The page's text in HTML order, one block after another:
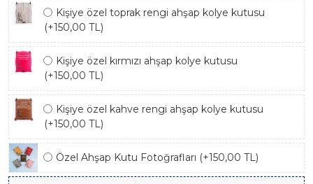
Kişiye özel toprak rengi ahşap kolye kutusu
(+150,00 TL)
Kişiye özel kırmızı ahşap kolye kutusu
(+150,00 TL)
Kişiye özel kahve rengi ahşap kolye kutusu
(+150,00 TL)
Özel Ahşap Kutu Fotoğrafları (+150,00 TL)